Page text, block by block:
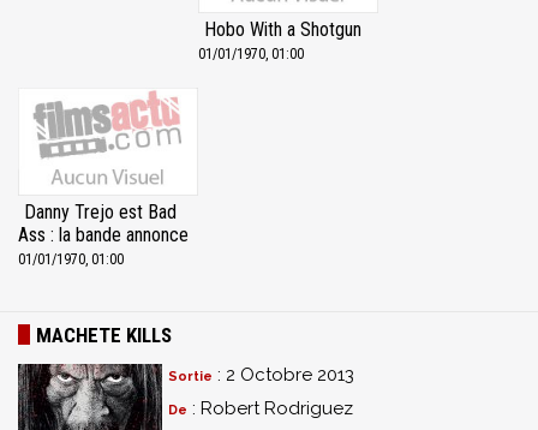
Hobo With a Shotgun
01/01/1970, 01:00
Danny Trejo est Bad
Ass : la bande annonce
01/01/1970, 01:00
MACHETE KILLS
Sortie : 2 Octobre 2013
De : Robert Rodriguez